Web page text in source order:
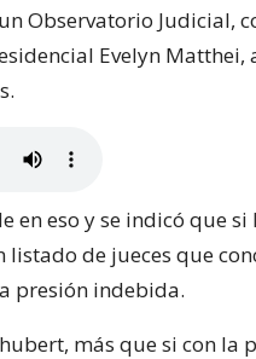
Observatorio Judicial,
Evelyn Matthei,
en eso y se indicó que
listado de jueces que
presión indebida.
más que si con la